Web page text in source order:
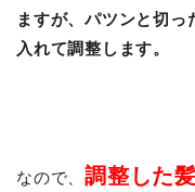
ますが、パツンと切
入れて調整します。
なので、調整した